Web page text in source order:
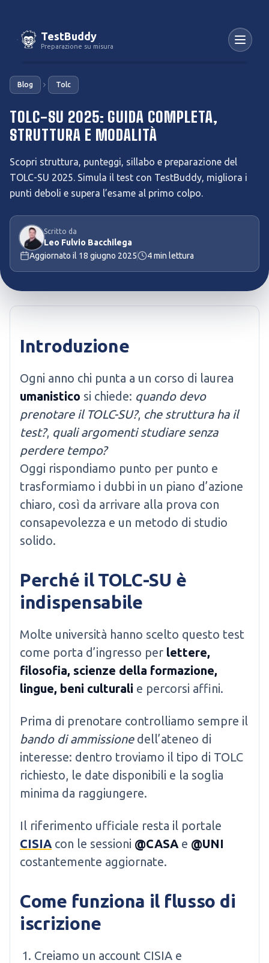
TestBuddy
Preparazione su misura
Blog Tolc
TOLC-SU 2025: GUIDA COMPLETA,
STRUTTURA E MODALITÀ
Scopri struttura, punteggi, sillabo e preparazione del
TOLC-SU 2025. Simula il test con TestBuddy, migliora i
punti deboli e supera l’esame al primo colpo.
Scritto da
Leo Fulvio Bacchilega
Aggiornato il 18 giugno 2025 4min lettura
Introduzione
Ogni anno chi punta a un corso di laurea
umanistico si chiede: quando devo
prenotare il TOLC-SU?, che struttura ha il
test?, quali argomenti studiare senza
perdere tempo?
Oggi rispondiamo punto per punto e
trasformiamo i dubbi in un piano d’azione
chiaro, così da arrivare alla prova con
consapevolezza e un metodo di studio
solido.
Perché il TOLC-SU è
indispensabile
Molte università hanno scelto questo test
come porta d’ingresso per lettere,
filosofia, scienze della formazione,
lingue, beni culturali e percorsi affini.
Prima di prenotare controlliamo sempre il
bando di ammissionedell’ateneo di
interesse: dentro troviamo il tipo di TOLC
richiesto, le date disponibili e la soglia
minima da raggiungere.
Il riferimento ufficiale resta il portale
CISIA con le sessioni @CASA e @UNI
costantemente aggiornate.
Come funziona il flusso di
iscrizione
Creiamo un account CISIA e